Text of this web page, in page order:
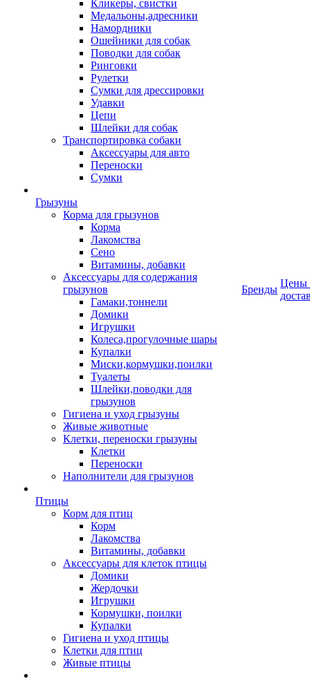
Кликеры, свистки
Медальоны,адресники
Намордники
Ошейники для собак
Поводки для собак
Ринговки
Рулетки
Сумки для дрессировки
Удавки
Цепи
Шлейки для собак
Транспортировка собаки
Аксессуары для авто
Переноски
Сумки
Грызуны
Корма для грызунов
Корма
Лакомства
Сено
Витамины, добавки
Аксессуары для содержания
грызунов
Гамаки,тоннели
Домики
Игрушки
Колеса,прогулочные шары
Купалки
Миски,кормушки,поилки
Туалеты
Шлейки,поводки для
грызунов
Гигиена и уход грызуны
Живые животные
Клетки, переноски грызуны
Клетки
Переноски
Наполнители для грызунов
Птицы
Корм для птиц
Корм
Лакомства
Витамины, добавки
Аксессуары для клеток птицы
Домики
Жердочки
Игрушки
Кормушки, поилки
Купалки
Гигиена и уход птицы
Клетки для птиц
Живые птицы
Бренды
Цены